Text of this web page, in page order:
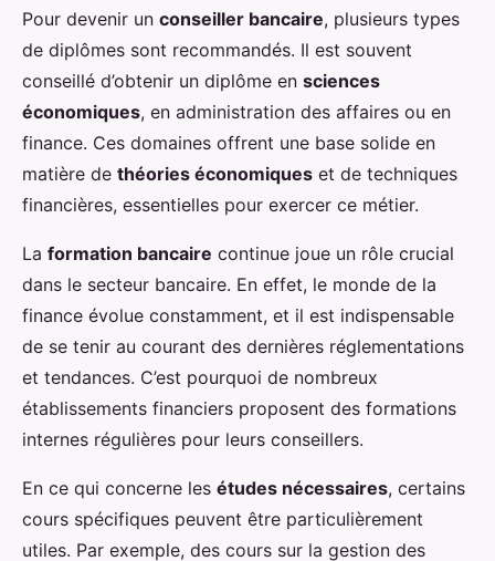
Pour devenir un conseiller bancaire, plusieurs types
de diplômes sont recommandés. Il est souvent
conseillé d’obtenir un diplôme en sciences
économiques, en administration des affaires ou en
finance. Ces domaines offrent une base solide en
matière de théories économiques et de techniques
financières, essentielles pour exercer ce métier.
La formation bancaire continue joue un rôle crucial
dans le secteur bancaire. En effet, le monde de la
finance évolue constamment, et il est indispensable
de se tenir au courant des dernières réglementations
et tendances. C’est pourquoi de nombreux
établissements financiers proposent des formations
internes régulières pour leurs conseillers.
En ce qui concerne les études nécessaires, certains
cours spécifiques peuvent être particulièrement
utiles. Par exemple, des cours sur la gestion des